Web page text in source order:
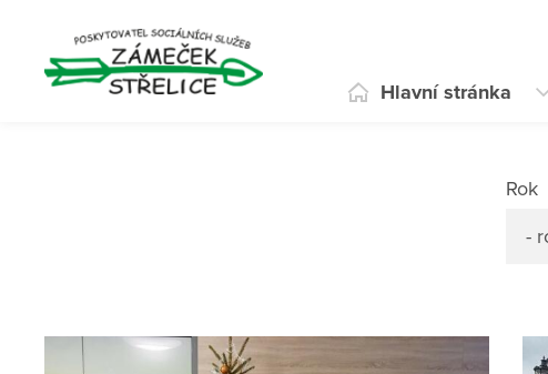
Hlavní stránka
Rok
-